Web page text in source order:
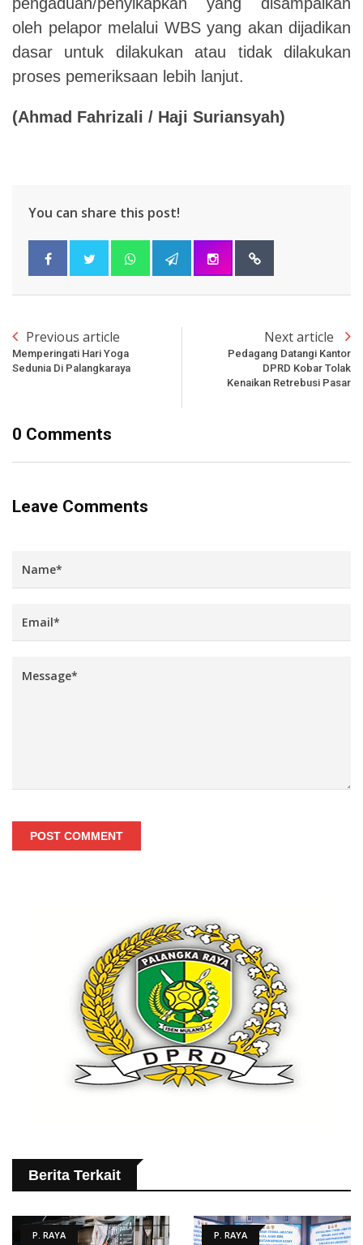
oleh pelapor melalui WBS yang akan dijadikan
dasar untuk dilakukan atau tidak dilakukan
proses pemeriksaan lebih lanjut.
(Ahmad Fahrizali / Haji Suriansyah)
You can share this post!
Previous article
Memperingati Hari Yoga
Sedunia Di Palangkaraya
Next article
Pedagang Datangi Kantor
DPRD Kobar Tolak
Kenaikan Retrebusi Pasar
0 Comments
Leave Comments
POST COMMENT
Berita Terkait
P. RAYA P. RAYA